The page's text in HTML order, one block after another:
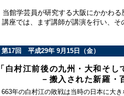
当館学芸員が研究する大阪にかかわ
座では、まず講師が講演を行い、そ
第17回 平成29年 9月15日（金）
「白村江前後の九州・大和そし
－搬入された新羅・百済
663年の白村江の敗戦は当時の日本に大